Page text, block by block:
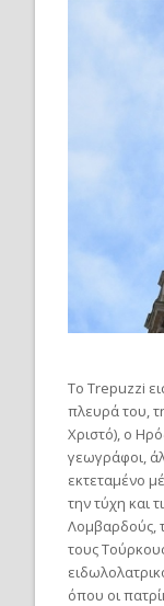
Το Trepuzzi
πλευρά του,
Χριστό), ο
γεωγράφοι,
εκτεταμένο
την τύχη και
Λομβαρδούς,
τους
όπου οι